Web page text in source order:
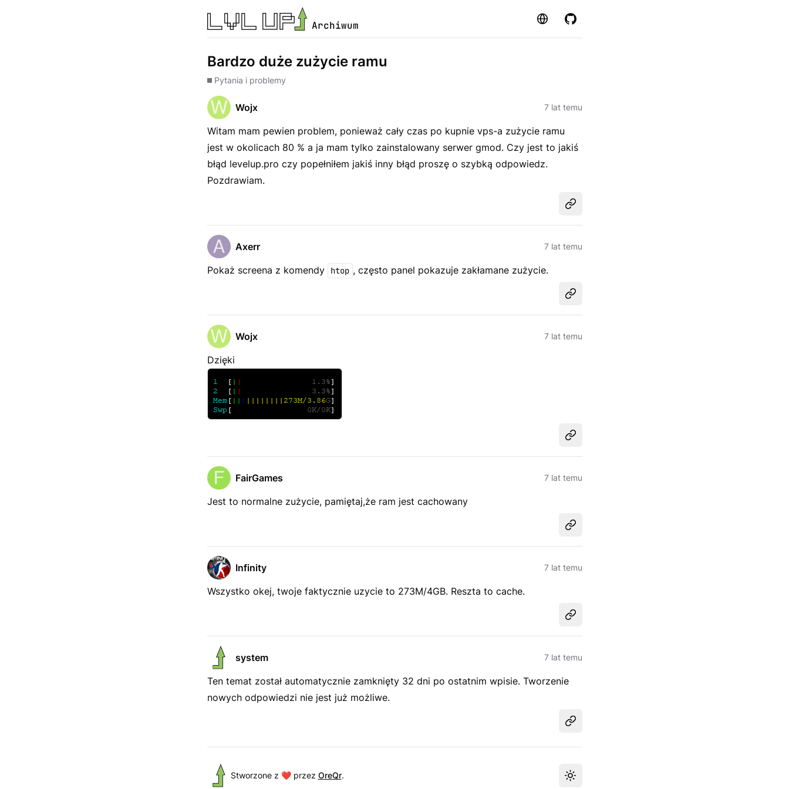
Archiwum Strona GitHub
Bardzo duże zużycie ramu
Pytania i problemy
Wojx 7 lat temu
Witam mam pewien problem, ponieważ cały czas po kupnie vps-a zużycie ramu
jest w okolicach 80 % a ja mam tylko zainstalowany serwer gmod. Czy jest to jakiś
błąd levelup.pro czy popełniłem jakiś inny błąd proszę o szybką odpowiedz.
Pozdrawiam.
Udostępnij
Axerr 7 lat temu
Pokaż screena z komendy htop , często panel pokazuje zakłamane zużycie.
Udostępnij
Wojx 7 lat temu
Dzięki
Udostępnij
FairGames 7 lat temu
Jest to normalne zużycie, pamiętaj,że ram jest cachowany
Udostępnij
Infinity 7 lat temu
Wszystko okej, twoje faktycznie uzycie to 273M/4GB. Reszta to cache.
Udostępnij
system 7 lat temu
Ten temat został automatycznie zamknięty 32 dni po ostatnim wpisie. Tworzenie
nowych odpowiedzi nie jest już możliwe.
Udostępnij
Stworzone z ❤️ przez OreQr. Przełącz motyw